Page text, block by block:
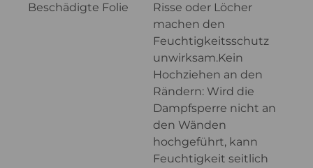
Beschädigte Folie
Risse oder Löcher
machen den
Feuchtigkeitsschutz
unwirksam.Kein
Hochziehen an den
Rändern: Wird die
Dampfsperre nicht an
den Wänden
hochgeführt, kann
Feuchtigkeit seitlich